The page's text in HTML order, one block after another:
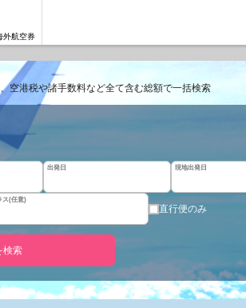
外航空券
空港税や諸手数料など全て含む総額で一括検索
出発日 現地出発日
ス(任意)
直行便のみ
検索